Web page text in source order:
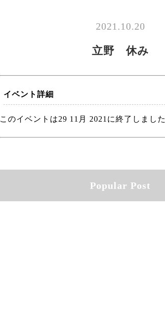
2021.10.20
立野 休み
イベント詳細
このイベントは29 11月 2021に終了しました
Popular Post